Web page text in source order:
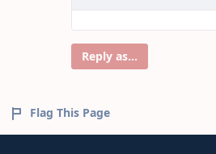
Reply as...
Flag This Page